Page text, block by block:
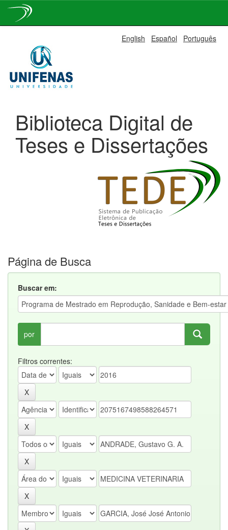
navigation
English Español Português
Biblioteca Digital de
Teses e Dissertações
Página de Busca
Buscar em:
por
Filtros correntes: